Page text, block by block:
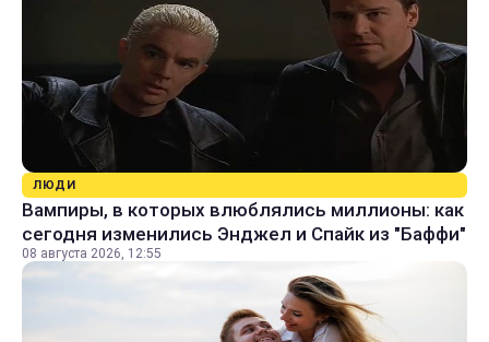
ЛЮДИ
Вампиры, в которых влюблялись миллионы: как
сегодня изменились Энджел и Спайк из "Баффи"
08 августа 2026, 12:55